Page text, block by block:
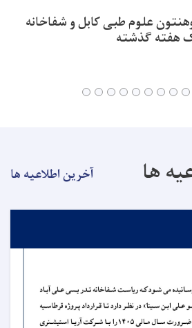
علوم طبی کابل و شفاخانه
هفته گذشته
ها آخرین اطلاعیه ها